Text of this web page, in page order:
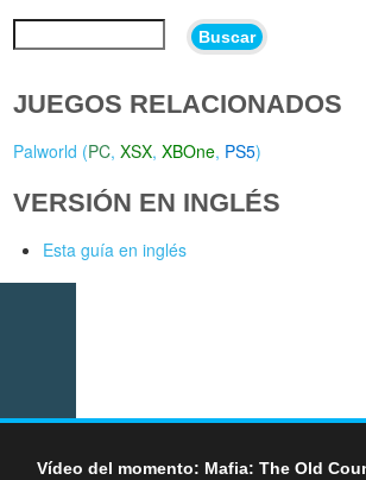
Buscar
JUEGOS RELACIONADOS
Palworld (PC,XSX,XBOne, PS5)
VERSIÓN EN INGLÉS
Esta guía en inglés
Vídeo del momento: Mafia: The Old